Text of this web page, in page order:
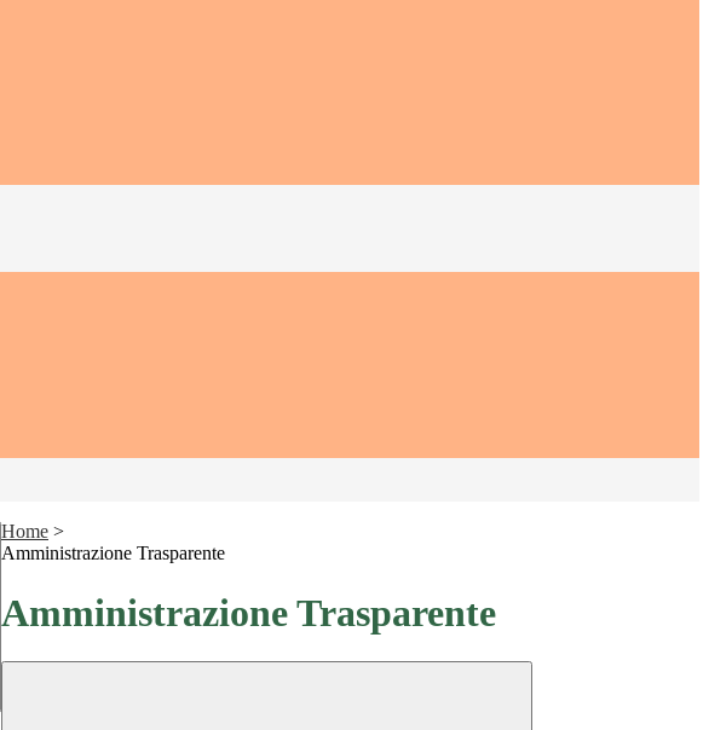
Home >
Amministrazione Trasparente
Amministrazione Trasparente